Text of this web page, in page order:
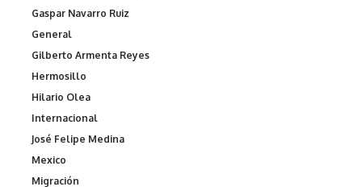
Gaspar Navarro Ruiz
General
Gilberto Armenta Reyes
Hermosillo
Hilario Olea
Internacional
José Felipe Medina
Mexico
Migración